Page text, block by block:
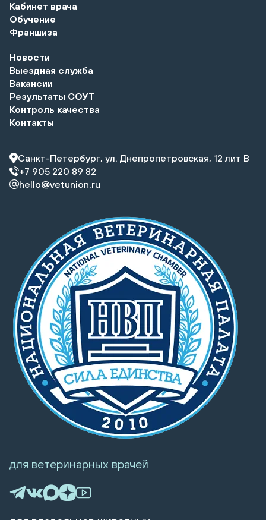
Кабинет врача
Обучение
Франшиза
Новости
Выездная служба
Вакансии
Результаты СОУТ
Контроль качества
Контакты
Санкт-Петербург, ул. Днепропетровская, 12 лит В
+7 905 220 89 82
hello@vetunion.ru
для ветеринарных врачей